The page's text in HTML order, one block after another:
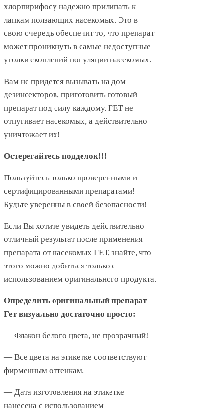
хлорпирифосу надежно прилипать к
лапкам ползающих насекомых. Это в
свою очередь обеспечит то, что препарат
может проникнуть в самые недоступные
уголки скоплений популяции насекомых.
Вам не придется вызывать на дом
дезинсекторов, приготовить готовый
препарат под силу каждому. ГЕТ не
отпугивает насекомых, а действительно
уничтожает их!
Остерегайтесь подделок!!!
Пользуйтесь только проверенными и
сертифицированными препаратами!
Будьте уверенны в своей безопасности!
Если Вы хотите увидеть действительно
отличный результат после применения
препарата от насекомых ГЕТ, знайте, что
этого можно добиться только с
использованием оригинального продукта.
Определить оригинальный препарат
Гет визуально достаточно просто:
— Флакон белого цвета, не прозрачный!
— Все цвета на этикетке соответствуют
фирменным оттенкам.
— Дата изготовления на этикетке
нанесена с использованием